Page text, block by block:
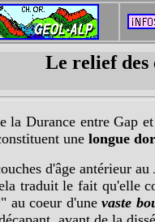
Le relief des
la Durance entre Gap
une longue
d'âge antérieur
traduit le fait qu'elle
au coeur d'une vaste